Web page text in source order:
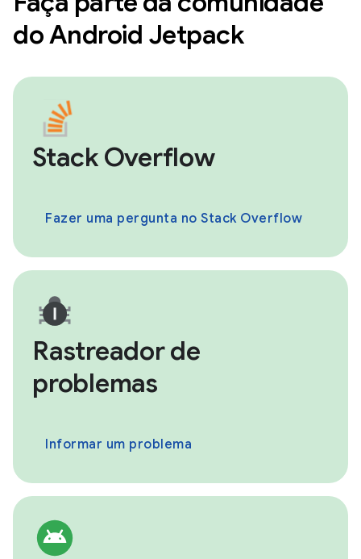
do Android Jetpack
Stack Overflow
Fazer uma pergunta no Stack Overflow
Rastreador de
problemas
Informar um problema